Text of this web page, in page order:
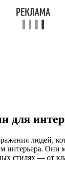
для
людей,
интерьера. Они
стилях — от